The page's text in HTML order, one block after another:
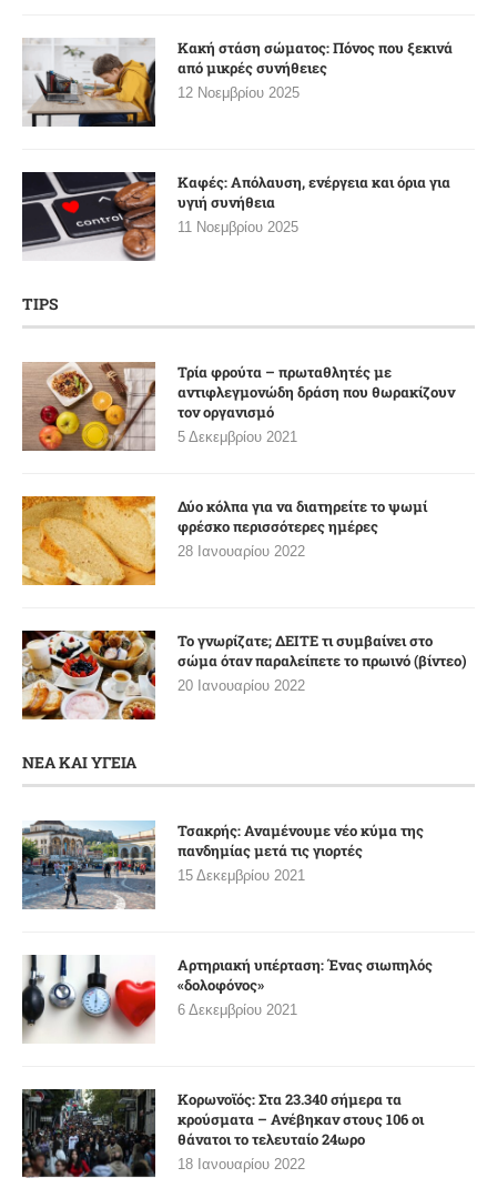
Κακή στάση σώματος: Πόνος που ξεκινά
από μικρές συνήθειες
12 Νοεμβρίου 2025
Καφές: Απόλαυση, ενέργεια και όρια για
υγιή συνήθεια
11 Νοεμβρίου 2025
TIPS
Τρία φρούτα – πρωταθλητές με
αντιφλεγμονώδη δράση που θωρακίζουν
τον οργανισμό
5 Δεκεμβρίου 2021
Δύο κόλπα για να διατηρείτε το ψωμί
φρέσκο περισσότερες ημέρες
28 Ιανουαρίου 2022
Το γνωρίζατε; ΔΕΙΤΕ τι συμβαίνει στο
σώμα όταν παραλείπετε το πρωινό (βίντεο)
20 Ιανουαρίου 2022
ΝΕΑ ΚΑΙ ΥΓΕΙΑ
Τσακρής: Αναμένουμε νέο κύμα της
πανδημίας μετά τις γιορτές
15 Δεκεμβρίου 2021
Αρτηριακή υπέρταση: Ένας σιωπηλός
«δολοφόνος»
6 Δεκεμβρίου 2021
Κορωνοϊός: Στα 23.340 σήμερα τα
κρούσματα – Ανέβηκαν στους 106 οι
θάνατοι το τελευταίο 24ωρο
18 Ιανουαρίου 2022